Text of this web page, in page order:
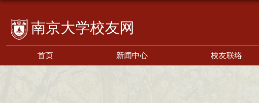
校友网
首页 新闻中心 校友联络